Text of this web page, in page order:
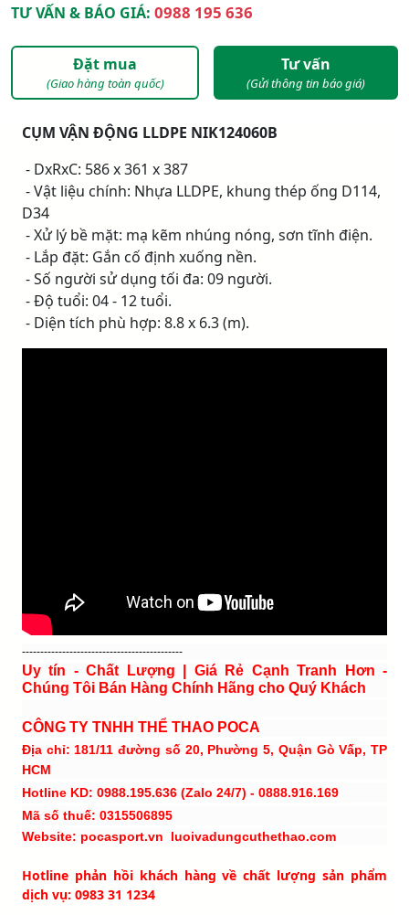
TƯ VẤN & BÁO GIÁ: 0988 195 636
Đặt mua
(Giao hàng toàn quốc)
Tư vấn
(Gửi thông tin báo giá)
CỤM VẬN ĐỘNG LLDPE NIK124060B
- DxRxC: 586 x 361 x 387
- Vật liệu chính: Nhựa LLDPE, khung thép ống D114,
D34
- Xử lý bề mặt: mạ kẽm nhúng nóng, sơn tĩnh điện.
- Lắp đặt: Gắn cố định xuống nền.
- Số người sử dụng tối đa: 09 người.
- Độ tuổi: 04 - 12 tuổi.
- Diện tích phù hợp: 8.8 x 6.3 (m).
--------------------------------------------
Uy tín - Chất Lượng | Giá Rẻ Cạnh Tranh Hơn -
Chúng Tôi Bán Hàng Chính Hãng cho Quý Khách
CÔNG TY TNHH THỂ THAO POCA
Địa chỉ: 181/11 đường số 20, Phường 5, Quận Gò Vấp, TP
HCM
Hotline KD: 0988.195.636 (Zalo 24/7) - 0888.916.169
Mã số thuế: 0315506895
Website: pocasport.vn luoivadungcuthethao.com
Hotline phản hồi khách hàng về chất lượng sản phẩm
dịch vụ: 0983 31 1234